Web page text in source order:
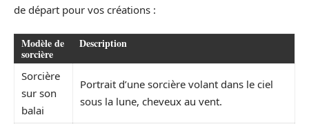
de départ pour vos créations :
Modèle de
sorcière
Description
Sorcière
sur son
balai
Portrait d’une sorcière volant dans le ciel
sous la lune, cheveux au vent.